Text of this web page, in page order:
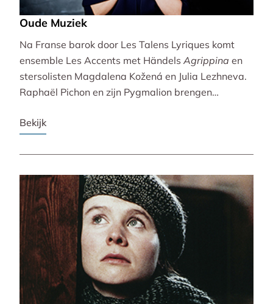
Oude Muziek
Na Franse barok door Les Talens Lyriques komt
ensemble Les Accents met Händels Agrippina en
stersolisten Magdalena Kožená en Julia Lezhneva.
Raphaël Pichon en zijn Pygmalion brengen
Bachvereniging en blokfluitiste Lucie Horsch spelen
Wantenaar, op historische instrumenten! De serie
Andrea Marcon.
Bekijk